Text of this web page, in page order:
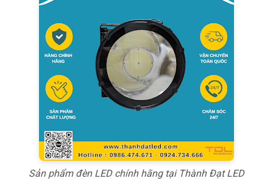
Sản phẩm đèn LED chính hãng tại Thành Đạt LED